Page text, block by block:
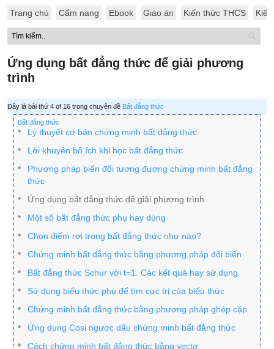
Trang chủ Cẩm nang Ebook Giáo án Kiến thức THCS
Ứng dụng bất đẳng thức để giải phương
trình
Đây là bài thứ 4 of 16 trong chuyên đề Bất đẳng thức
Bất đẳng thức
Lý thuyết cơ bản chứng minh bất đẳng thức
Lời khuyên bổ ích khi học bất đẳng thức
Phương pháp biến đổi tương đương chứng minh bất đẳng
thức
Ứng dụng bất đẳng thức để giải phương trình
Một số bất đẳng thức phụ hay dùng
Chọn điểm rơi trong bất đẳng thức như nào?
Chứng minh bất đẳng thức bằng phương pháp đổi biến
Bất đẳng thức Schur với t=1. Các kết quả hay sử dụng
Sử dụng biểu thức phụ để tìm cực trị của biểu thức
Chứng minh bất đẳng thức bằng phương pháp ghép cặp
Ứng dụng Cosi ngược dấu chứng minh bất đẳng thức
Cách chứng minh bất đẳng thức bằng vectơ